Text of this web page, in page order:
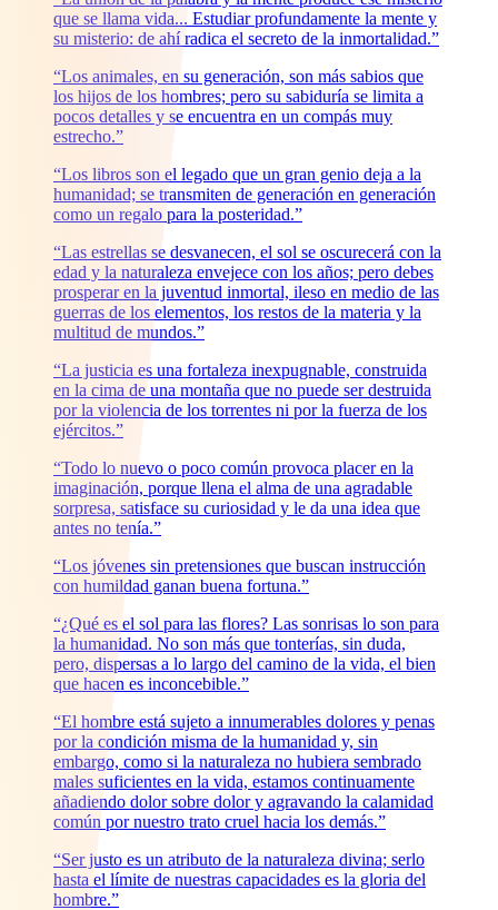
que se llama vida... Estudiar profundamente la mente y
su misterio: de ahí radica el secreto de la inmortalidad.”
“Los animales, en su generación, son más sabios que
los hijos de los hombres; pero su sabiduría se limita a
pocos detalles y se encuentra en un compás muy
estrecho.”
“Los libros son el legado que un gran genio deja a la
humanidad; se transmiten de generación en generación
como un regalo para la posteridad.”
“Las estrellas se desvanecen, el sol se oscurecerá con la
edad y la naturaleza envejece con los años; pero debes
prosperar en la juventud inmortal, ileso en medio de las
guerras de los elementos, los restos de la materia y la
multitud de mundos.”
“La justicia es una fortaleza inexpugnable, construida
en la cima de una montaña que no puede ser destruida
por la violencia de los torrentes ni por la fuerza de los
ejércitos.”
“Todo lo nuevo o poco común provoca placer en la
imaginación, porque llena el alma de una agradable
sorpresa, satisface su curiosidad y le da una idea que
antes no tenía.”
“Los jóvenes sin pretensiones que buscan instrucción
con humildad ganan buena fortuna.”
“¿Qué es el sol para las flores? Las sonrisas lo son para
la humanidad. No son más que tonterías, sin duda,
pero, dispersas a lo largo del camino de la vida, el bien
que hacen es inconcebible.”
“El hombre está sujeto a innumerables dolores y penas
por la condición misma de la humanidad y, sin
embargo, como si la naturaleza no hubiera sembrado
males suficientes en la vida, estamos continuamente
añadiendo dolor sobre dolor y agravando la calamidad
común por nuestro trato cruel hacia los demás.”
“Ser justo es un atributo de la naturaleza divina; serlo
hasta el límite de nuestras capacidades es la gloria del
hombre.”